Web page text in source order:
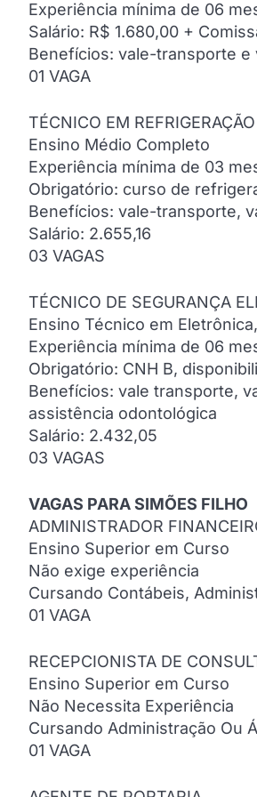
Experiência mínima de 06
Salário: R$ 1.680,00 +
Benefícios: vale-transporte e
01 VAGA
TÉCNICO EM REFRIGERAÇÃO
Ensino Médio Completo
Experiência mínima de 03
Obrigatório: curso de
Benefícios: vale-transporte,
Salário: 2.655,16
03 VAGAS
TÉCNICO DE SEGURANÇA
Ensino Técnico em
Experiência mínima de 06
Obrigatório: CNH B,
Benefícios: vale transporte,
assistência odontológica
Salário: 2.432,05
03 VAGAS
VAGAS PARA SIMÕES FILHO
ADMINISTRADOR
Ensino Superior em Curso
Não exige experiência
Cursando Contábeis,
01 VAGA
RECEPCIONISTA DE
Ensino Superior em Curso
Não Necessita Experiência
Cursando Administração Ou
01 VAGA